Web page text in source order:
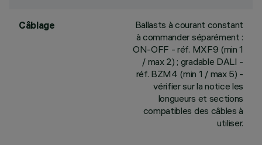
Câblage
Ballasts à courant constant
à commander séparément :
ON-OFF - réf. MXF9 (min 1
/ max 2) ; gradable DALI -
réf. BZM4 (min 1 / max 5) -
vérifier sur la notice les
longueurs et sections
compatibles des câbles à
utiliser.